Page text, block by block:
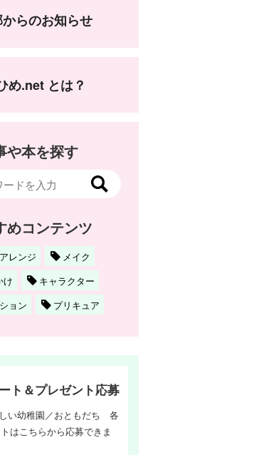
らのお知らせ
め.net とは？
や本を探す
めコンテンツ
レンジ
メイク
け
キャラクター
ョン
プリキュア
ト＆プレゼント応募
い幼稚園／おともだち 各
はこちらから応募できま